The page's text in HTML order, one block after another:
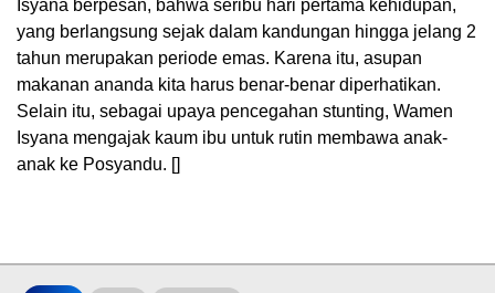
Isyana berpesan, bahwa seribu hari pertama kehidupan,
yang berlangsung sejak dalam kandungan hingga jelang 2
tahun merupakan periode emas. Karena itu, asupan
makanan ananda kita harus benar-benar diperhatikan.
Selain itu, sebagai upaya pencegahan stunting, Wamen
Isyana mengajak kaum ibu untuk rutin membawa anak-
anak ke Posyandu. []